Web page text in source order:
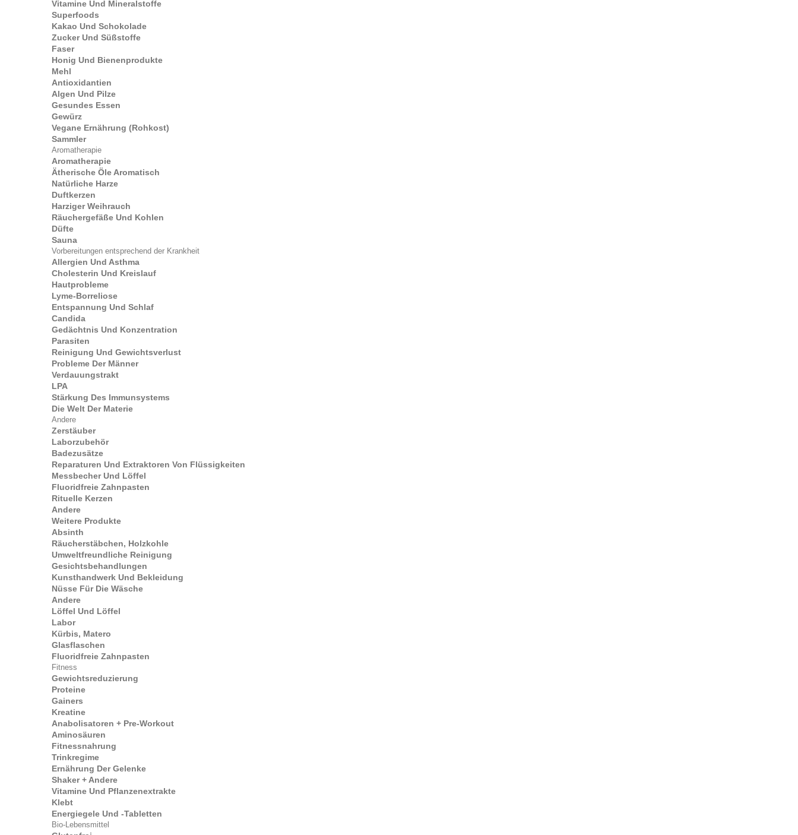
Vitamine Und Mineralstoffe
Superfoods
Kakao Und Schokolade
Zucker Und Süßstoffe
Faser
Honig Und Bienenprodukte
Mehl
Antioxidantien
Algen Und Pilze
Gesundes Essen
Gewürz
Vegane Ernährung (Rohkost)
Sammler
Aromatherapie
Aromatherapie
Ätherische Öle Aromatisch
Natürliche Harze
Duftkerzen
Harziger Weihrauch
Räuchergefäße Und Kohlen
Düfte
Sauna
Vorbereitungen entsprechend der Krankheit
Allergien Und Asthma
Cholesterin Und Kreislauf
Hautprobleme
Lyme-Borreliose
Entspannung Und Schlaf
Candida
Gedächtnis Und Konzentration
Parasiten
Reinigung Und Gewichtsverlust
Probleme Der Männer
Verdauungstrakt
LPA
Stärkung Des Immunsystems
Die Welt Der Materie
Andere
Zerstäuber
Laborzubehör
Badezusätze
Reparaturen Und Extraktoren Von Flüssigkeiten
Messbecher Und Löffel
Fluoridfreie Zahnpasten
Rituelle Kerzen
Andere
Weitere Produkte
Absinth
Räucherstäbchen, Holzkohle
Umweltfreundliche Reinigung
Gesichtsbehandlungen
Kunsthandwerk Und Bekleidung
Nüsse Für Die Wäsche
Andere
Löffel Und Löffel
Labor
Kürbis, Matero
Glasflaschen
Fluoridfreie Zahnpasten
Fitness
Gewichtsreduzierung
Proteine
Gainers
Kreatine
Anabolisatoren + Pre-Workout
Aminosäuren
Fitnessnahrung
Trinkregime
Ernährung Der Gelenke
Shaker + Andere
Vitamine Und Pflanzenextrakte
Klebt
Energiegele Und -tabletten
Bio-Lebensmittel